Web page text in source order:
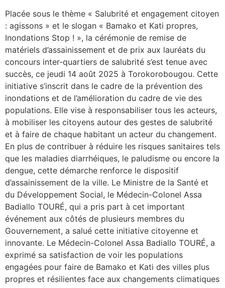
Placée sous le thème « Salubrité et engagement citoyen
: agissons » et le slogan « Bamako et Kati propres,
Inondations Stop ! », la cérémonie de remise de
matériels d’assainissement et de prix aux lauréats du
concours inter-quartiers de salubrité s’est tenue avec
succès, ce jeudi 14 août 2025 à Torokorobougou. Cette
initiative s’inscrit dans le cadre de la prévention des
inondations et de l’amélioration du cadre de vie des
populations. Elle vise à responsabiliser tous les acteurs,
à mobiliser les citoyens autour des gestes de salubrité
et à faire de chaque habitant un acteur du changement.
En plus de contribuer à réduire les risques sanitaires tels
que les maladies diarrhéiques, le paludisme ou encore la
dengue, cette démarche renforce le dispositif
d’assainissement de la ville. Le Ministre de la Santé et
du Développement Social, le Médecin-Colonel Assa
Badiallo TOURÉ, qui a pris part à cet important
événement aux côtés de plusieurs membres du
Gouvernement, a salué cette initiative citoyenne et
innovante. Le Médecin-Colonel Assa Badiallo TOURÉ, a
exprimé sa satisfaction de voir les populations
engagées pour faire de Bamako et Kati des villes plus
propres et résilientes face aux changements climatiques